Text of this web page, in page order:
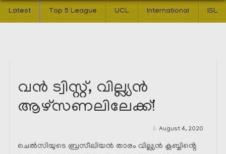
Latest Top 5 League UCL International ISL
വൻ ട്വിസ്റ്റ്, വില്ല്യൻ
ആഴ്സണലിലേക്ക്!
August 4, 2020
ചെൽസിയുടെ ബ്രസീലിയൻ താരം വില്ല്യൻ ക്ലബ്ബിൻ്റെ